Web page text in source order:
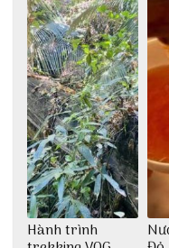
Hành trình